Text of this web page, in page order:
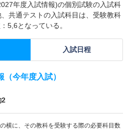
年度入試情報)の個別試験の入試科
共通テストの入試科目は、受験教科
となっている。
入試日程
今年度入試）
2
横に、その教科を受験する際の必要科目数